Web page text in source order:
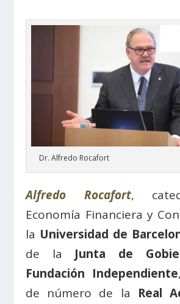
Dr. Alfredo Rocafort
Alfredo Rocafort,
Economía Financiera y
la Universidad de
de la Junta de
Fundación Independiente
de número de la Real